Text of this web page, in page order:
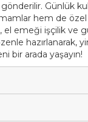
Günlük
hem de
el emeği işçilik ve
hazırlanarak,
bir arada yaşayın!